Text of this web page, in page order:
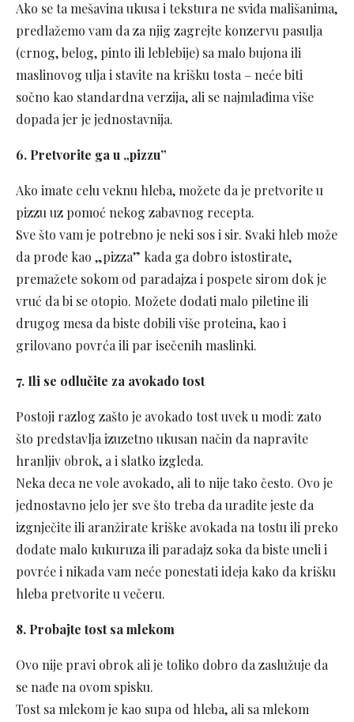
Ako se ta mešavina ukusa i tekstura ne sviđa mališanima,
predlažemo vam da za njig zagrejte konzervu pasulja
(crnog, belog, pinto ili leblebije) sa malo bujona ili
maslinovog ulja i stavite na krišku tosta – neće biti
sočno kao standardna verzija, ali se najmlađima više
dopada jer je jednostavnija.
6. Pretvorite ga u „pizzu”
Ako imate celu veknu hleba, možete da je pretvorite u
pizzu uz pomoć nekog zabavnog recepta.
Sve što vam je potrebno je neki sos i sir. Svaki hleb može
da prođe kao „pizza” kada ga dobro istostirate,
premažete sokom od paradajza i pospete sirom dok je
vruć da bi se otopio. Možete dodati malo piletine ili
drugog mesa da biste dobili više proteina, kao i
grilovano povrća ili par isečenih maslinki.
7. Ili se odlučite za avokado tost
Postoji razlog zašto je avokado tost uvek u modi: zato
što predstavlja izuzetno ukusan način da napravite
hranljiv obrok, a i slatko izgleda.
Neka deca ne vole avokado, ali to nije tako često. Ovo je
jednostavno jelo jer sve što treba da uradite jeste da
izgnječite ili aranžirate kriške avokada na tostu ili preko
dodate malo kukuruza ili paradajz soka da biste uneli i
povrće i nikada vam neće ponestati ideja kako da krišku
hleba pretvorite u večeru.
8. Probajte tost sa mlekom
Ovo nije pravi obrok ali je toliko dobro da zaslužuje da
se nađe na ovom spisku.
Tost sa mlekom je kao supa od hleba, ali sa mlekom